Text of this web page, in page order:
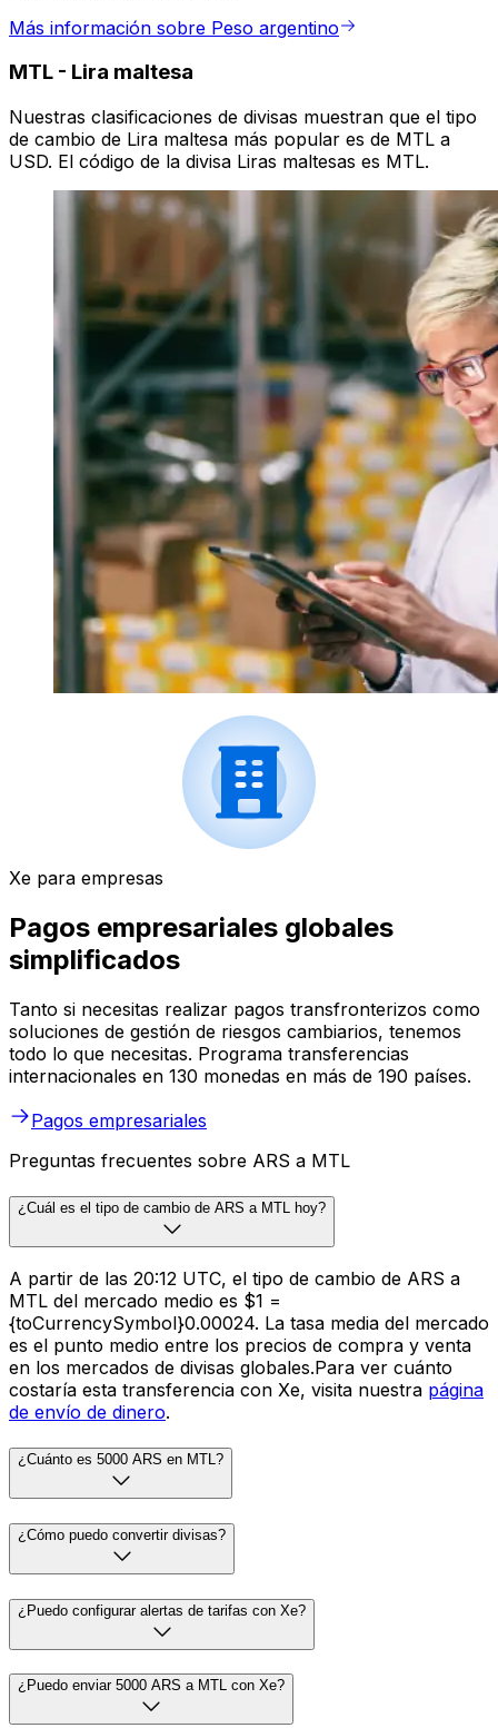
Más información sobre Peso argentino
MTL - Lira maltesa
Nuestras clasificaciones de divisas muestran que el tipo
de cambio de Lira maltesa más popular es de MTL a
USD. El código de la divisa Liras maltesas es MTL.
Xe para empresas
Pagos empresariales globales
simplificados
Tanto si necesitas realizar pagos transfronterizos como
soluciones de gestión de riesgos cambiarios, tenemos
todo lo que necesitas. Programa transferencias
internacionales en 130 monedas en más de 190 países.
Pagos empresariales
Preguntas frecuentes sobre ARS a MTL
¿Cuál es el tipo de cambio de ARS a MTL hoy?
A partir de las 20:12 UTC, el tipo de cambio de ARS a
MTL del mercado medio es $1 =
{toCurrencySymbol}0.00024. La tasa media del mercado
es el punto medio entre los precios de compra y venta
en los mercados de divisas globales.Para ver cuánto
costaría esta transferencia con Xe, visita nuestra página
de envío de dinero.
¿Cuánto es 5000 ARS en MTL?
¿Cómo puedo convertir divisas?
¿Puedo configurar alertas de tarifas con Xe?
¿Puedo enviar 5000 ARS a MTL con Xe?